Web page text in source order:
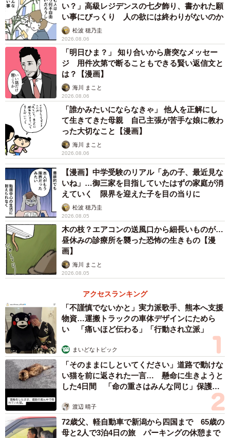
るお父さんに「しつこい」と言うのです。枇杷さんの夫は
思わず笑いそうになりながらも我慢しましたが、お父さん
は「しつこいかあ」といって笑っていました。お母さんに
話してもらえてうれしかったのかもしれません。
母からの一言は「しつこい」（枇杷かな子さん提供）
また緩和病棟からの帰り道、車の中でお父さんは、「あい
つより俺の方がいくの早いだろうなあ」とため息をついて
いたそうです。そして、母が言った「しつこい」の一言を
何度も呟いたのでした。
読者からは「切ないです」「泣けます」という感想だけで
なく「自分自身の体験がオーバーラップしていろいろな感
情とともに思い出します」「自分の両親と重なりました」
といった自身の過去と重なったという共感の声も多くあが
っています。そこで作者の枇杷かな子さんに、同作につい
て話を聞きました。
い？」高級レジデンスの七夕飾り、書かれた願
い事にびっくり 人の欲には終わりがないのか
松波 穂乃圭
2026.08.06
「明日ひま？」 知り合いから唐突なメッセー
ジ 用件次第で断ることもできる賢い返信文と
は？【漫画】
海川 まこと
2026.08.06
「誰かみたいにならなきゃ」 他人を正解にし
て生きてきた母親 自己主張が苦手な娘に教わ
った大切なこと【漫画】
海川 まこと
2026.08.06
【漫画】中学受験のリアル「あの子、最近見な
いね」…御三家を目指していたはずの家庭が消
えていく 限界を迎えた子を目の当りに
松波 穂乃圭
2026.08.05
木の枝？エアコンの送風口から細長いものが…
昼休みの診療所を襲った恐怖の生きもの【漫
画】
海川 まこと
2026.08.05
アクセスランキング
「不謹慎でないかと」実力派歌手、熊本へ支援
物資…運搬トラックの車体デザインにためら
い 「痛いほど伝わる」「行動され立派」
まいどなトピック
「そのままにしといてください」道路で動けな
い猫を前に返された一言… 懸命に生きようと
した4日間 「命の重さはみんな同じ」保護団
渡辺 晴子
72歳父、軽自動車で新潟から四国まで 65歳の
母と2人で3泊4日の旅 パーキングの休憩まで